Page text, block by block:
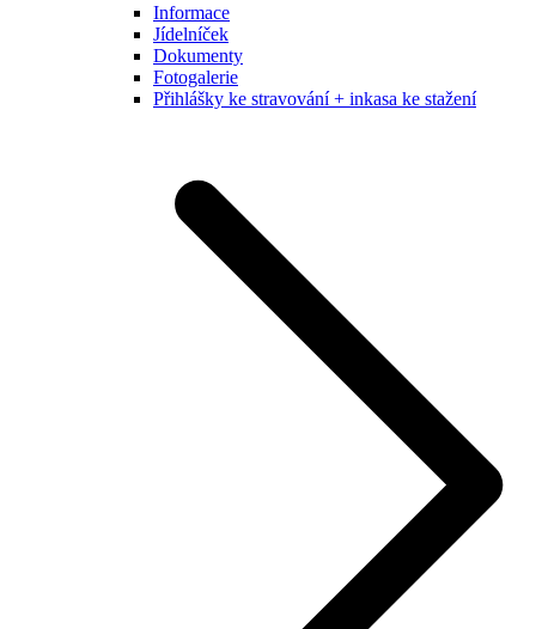
Informace
Jídelníček
Dokumenty
Fotogalerie
Přihlášky ke stravování + inkasa ke stažení